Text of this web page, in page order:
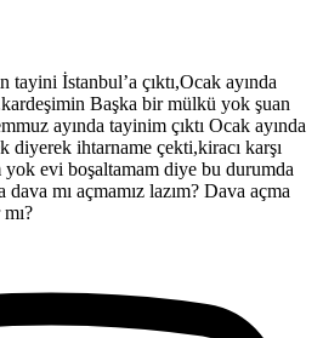
tayini İstanbul’a çıktı,Ocak ayında
Başka bir mülkü yok şuan
ayında tayinim çıktı Ocak ayında
diyerek ihtarname çekti,kiracı karşı
evi boşaltamam diye bu durumda
mı açmamız lazım? Dava açma